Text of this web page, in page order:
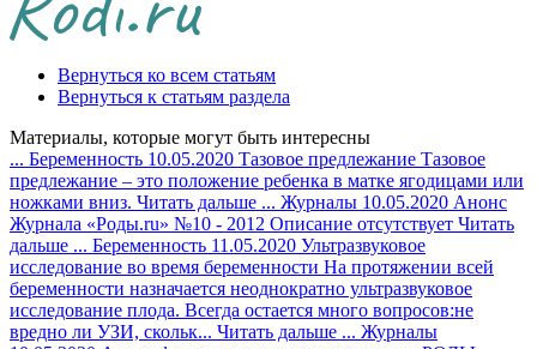
Вернуться ко всем статьям
Вернуться к статьям раздела
Материалы, которые могут быть интересны
... Беременность 10.05.2020 Тазовое предлежание Тазовое
предлежание – это положение ребенка в матке ягодицами или
ножками вниз. Читать дальше ... Журналы 10.05.2020 Анонс
Журнала «Роды.ru» №10 - 2012 Описание отсутствует Читать
дальше ... Беременность 11.05.2020 Ультразвуковое
исследование во время беременности На протяжении всей
беременности назначается неоднократно ультразвуковое
исследование плода. Всегда остается много вопросов:не
вредно ли УЗИ, скольк... Читать дальше ... Журналы